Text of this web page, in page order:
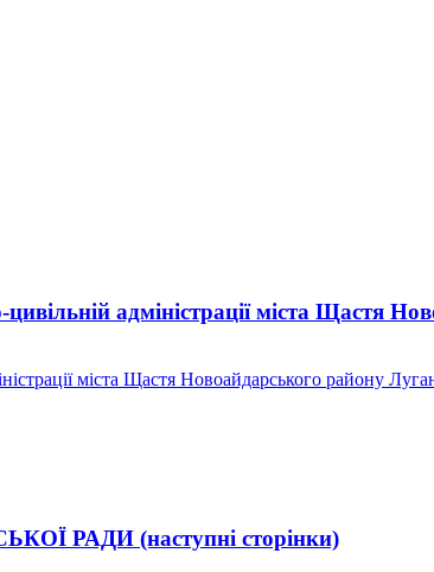
адміністрації міста Щастя
міста Щастя Новоайдарського району
РАДИ (наступні сторінки)